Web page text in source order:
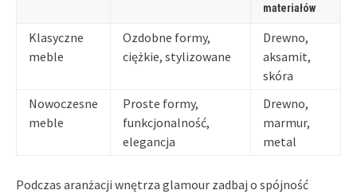
materiałów
Klasyczne
meble
Ozdobne formy,
ciężkie, stylizowane
Drewno,
aksamit,
skóra
Nowoczesne
meble
Proste formy,
funkcjonalność,
elegancja
Drewno,
marmur,
metal
Podczas aranżacji wnętrza glamour zadbaj o spójność